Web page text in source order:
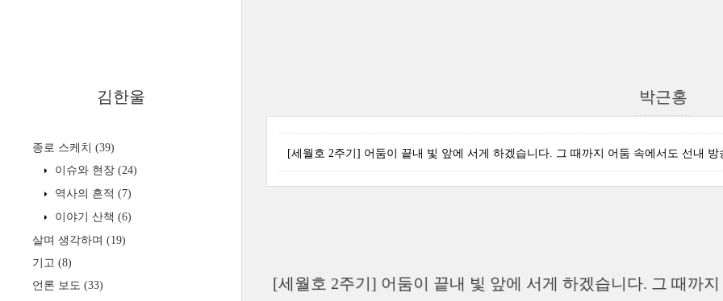
김한울
종로 스케치 (39)
이슈와 현장 (24)
역사의 흔적 (7)
이야기 산책 (6)
살며 생각하며 (19)
기고 (8)
언론 보도 (33)
박근홍
[세월호 2주기] 어둠이 끝내 빛 앞에 서게 하겠습니다. 그 때까지 어둠 속에서도 선내
[세월호 2주기] 어둠이 끝내 빛 앞에 서게 하겠습니다. 그 때까